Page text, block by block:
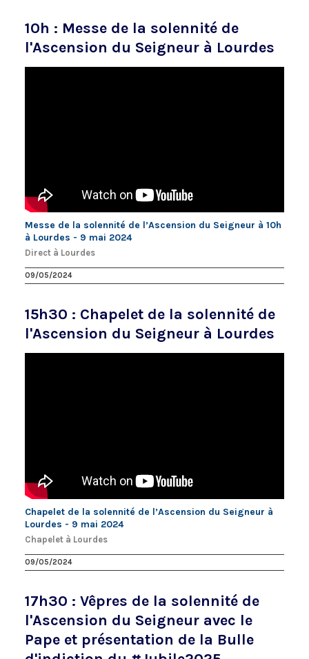
10h : Messe de la solennité de
l'Ascension du Seigneur à Lourdes
Messe de la solennité de l’Ascension du Seigneur à 10h
à Lourdes - 9 mai 2024
Direct à Lourdes
09/05/2024
15h30 : Chapelet de la solennité de
l'Ascension du Seigneur à Lourdes
Chapelet de la solennité de l’Ascension du Seigneur à
Lourdes - 9 mai 2024
Chapelet à Lourdes
09/05/2024
17h30 : Vêpres de la solennité de
l'Ascension du Seigneur avec le
Pape et présentation de la Bulle